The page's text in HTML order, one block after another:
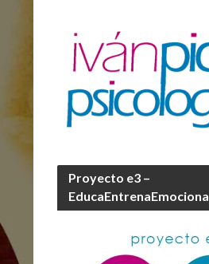
Proyecto e3 –
EducaEntrenaEmociona